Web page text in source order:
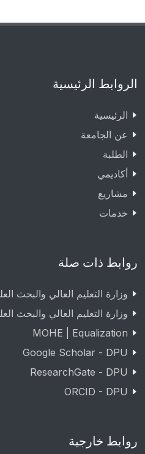
الروابط الرئيسية
الرئيسية
عن الجامعة
الطلبة
أكاديمي
مشاريع
خدمات
روابط ذات صلة
وزارة التعليم العالي والبحث
وزارة التعليم العالي والبحث
MOHE | Equalization
Google Scholar - DPU
ResearchGate - DPU
ORCID - DPU
روابط خارجية